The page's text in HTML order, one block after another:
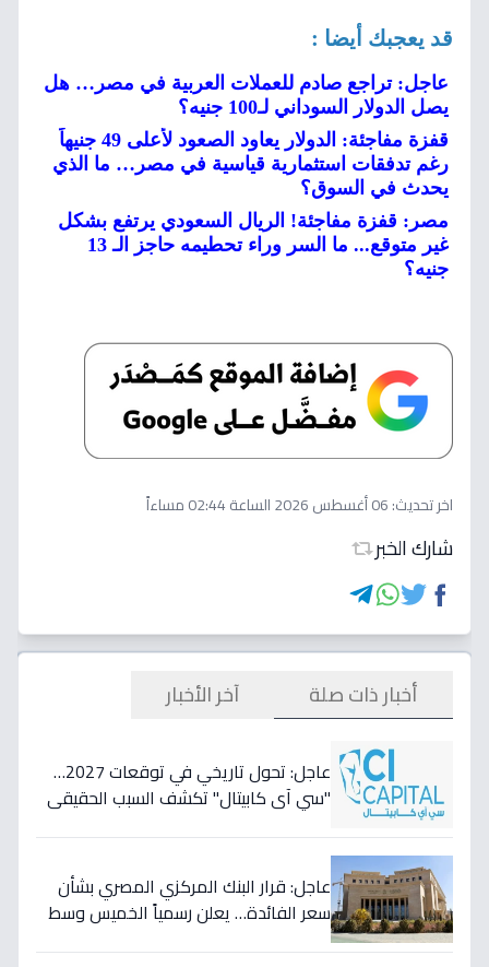
قد يعجبك أيضا :
عاجل: تراجع صادم للعملات العربية في مصر… هل
يصل الدولار السوداني لـ100 جنيه؟
قفزة مفاجئة: الدولار يعاود الصعود لأعلى 49 جنيهاً
رغم تدفقات استثمارية قياسية في مصر… ما الذي
يحدث في السوق؟
مصر: قفزة مفاجئة! الريال السعودي يرتفع بشكل
غير متوقع... ما السر وراء تحطيمه حاجز الـ 13
جنيه؟
اخر تحديث:06 أغسطس 2026 الساعة 02:44 مساءاً
شارك الخبر
أخبار ذات صلة آخر الأخبار
عاجل: تحول تاريخي في توقعات 2027…
"سي آي كابيتال" تكشف السبب الحقيقي
عاجل: قرار البنك المركزي المصري بشأن
سعر الفائدة… يعلن رسمياً الخميس وسط